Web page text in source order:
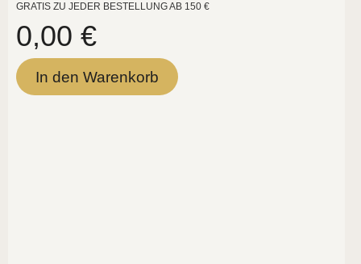
GRATIS ZU JEDER BESTELLUNG AB 150 €
0,00 €
In den Warenkorb